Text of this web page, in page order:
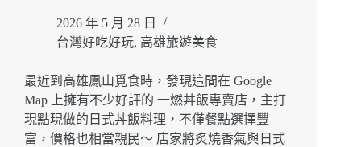
始
品
必
點
功
夫
麵、
2026 年 5 月 28 日
台灣好吃好玩, 高雄旅遊美食
最近到高雄鳳山覓食時，發現這間在 Google
Map 上擁有不少好評的 一燃丼飯專賣店，主打
現點現做的日式丼飯料理，不僅餐點選擇豐
富，價格也相當親民～ 店家將炙燒香氣與日式